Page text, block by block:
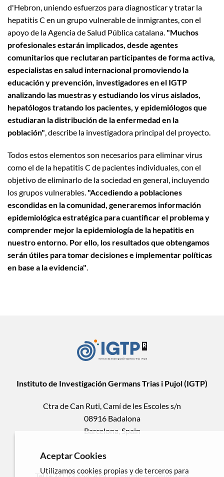
d'Hebron, uniendo esfuerzos para diagnosticar y tratar la
hepatitis C en un grupo vulnerable de inmigrantes, con el
apoyo de la Agencia de Salud Pública catalana. "Muchos
profesionales estarán implicados, desde agentes
comunitarios que reclutaran participantes de forma activa,
especialistas en salud internacional promoviendo la
educación y prevención, investigadores en el IGTP
analizando las muestras y estudiando los virus aislados,
hepatólogos tratando los pacientes, y epidemiólogos que
estudiaran la distribución de la enfermedad en la
población", describe la investigadora principal del proyecto.
Todos estos elementos son necesarios para eliminar virus
como el de la hepatitis C de pacientes individuales, con el
objetivo de eliminarlo de la sociedad en general, incluyendo
los grupos vulnerables. "Accediendo a poblaciones
escondidas en la comunidad, generaremos información
epidemiológica estratégica para cuantificar el problema y
comprender mejor la epidemiología de la hepatitis en
nuestro entorno. Por ello, los resultados que obtengamos
serán útiles para tomar decisiones e implementar políticas
en base a la evidencia".
Instituto de Investigación Germans Trias i Pujol (IGTP)
Ctra de Can Ruti, Camí de les Escoles s/n
08916 Badalona
Barcelona, Spain
Aceptar Cookies
Utilizamos cookies propias y de terceros para